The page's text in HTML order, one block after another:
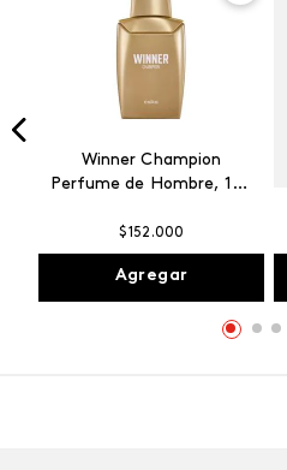
Winner Champion
Perfume de Hombre, 100
$152 .000
Agregar